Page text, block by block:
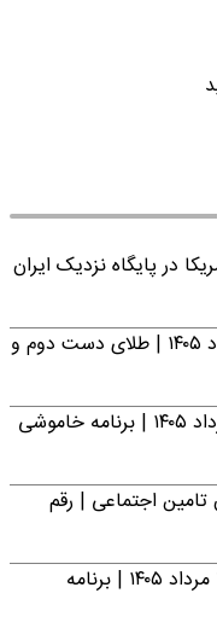
در پایگاه نزدیک ایران
خبر فوری از قیمت طلا امروز شنبه ۱۷ مرداد ۱۴۰۵ | طلای دست دوم و
جدول قطعی برق کرمان روز یکشنبه ۱۸ مرداد ۱۴۰۵ | برنامه خاموشی
اجتماعی | رقم
جدول قطعی برق خوزستان روز یکشنبه ۱۸ مرداد ۱۴۰۵ | برنامه